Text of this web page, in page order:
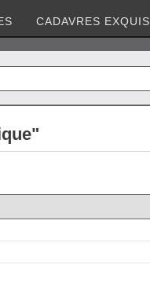
CADAVRES EXQUIS